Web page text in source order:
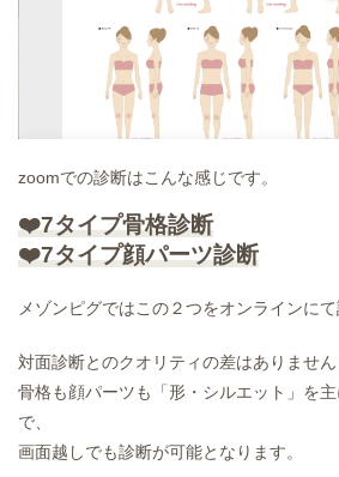
zoomでの診断はこんな感じです。
❤️7タイプ骨格診断
❤️7タイプ顔パーツ診断
メゾンピグではこの２つをオンラインにて
対面診断とのクオリティの差はありません
骨格も顔パーツも「形・シルエット」を
で、
画面越しでも診断が可能となります。